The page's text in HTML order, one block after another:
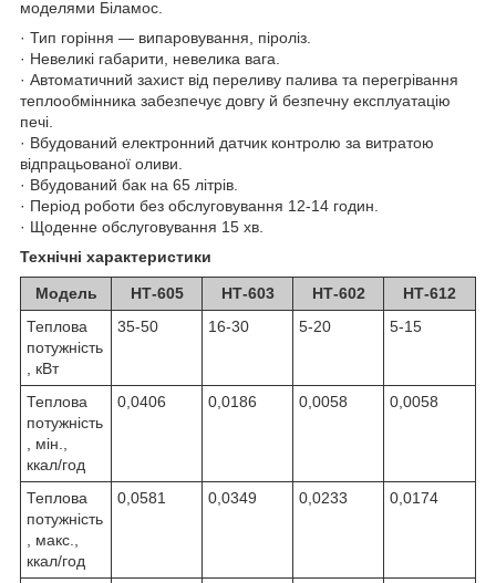
моделями Біламос.
· Тип горіння — випаровування, піроліз.
· Невеликі габарити, невелика вага.
· Автоматичний захист від переливу палива та перегрівання
теплообмінника забезпечує довгу й безпечну експлуатацію
печі.
· Вбудований електронний датчик контролю за витратою
відпрацьованої оливи.
· Вбудований бак на 65 літрів.
· Період роботи без обслуговування 12-14 годин.
· Щоденне обслуговування 15 хв.
Технічні характеристики
Модель НТ-605 НТ-603 НТ-602
НТ-612
Теплова
потужність
, кВт
35-50 16-30 5-20 5-15
Теплова
потужність
, мін.,
ккал/год
0,0406 0,0186 0,0058 0,0058
Теплова
потужність
, макс.,
ккал/год
0,0581 0,0349 0,0233 0,0174